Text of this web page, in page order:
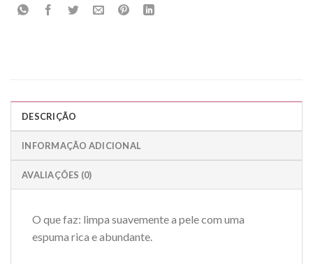
DESCRIÇÃO
INFORMAÇÃO ADICIONAL
AVALIAÇÕES (0)
O que faz: limpa suavemente a pele com uma
espuma rica e abundante.